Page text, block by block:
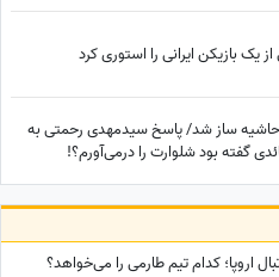
یک بازیکن ایرانی را استوری کرد
حاشیه ساز شد/ پاسخ سیدمهدی رحمتی به
گفته بود شلوارت را درمی‌آورم؟!
اروپا؛ کدام تیم طارمی را می‌خواهد؟